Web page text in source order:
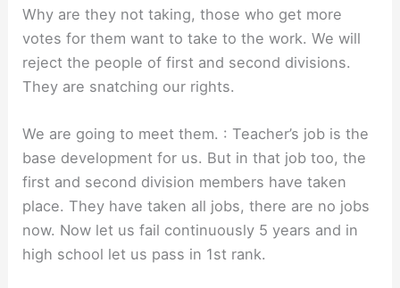
Why are they not taking, those who get more
votes for them want to take to the work. We will
reject the people of first and second divisions.
They are snatching our rights.
We are going to meet them. : Teacher’s job is the
base development for us. But in that job too, the
first and second division members have taken
place. They have taken all jobs, there are no jobs
now. Now let us fail continuously 5 years and in
high school let us pass in 1st rank.